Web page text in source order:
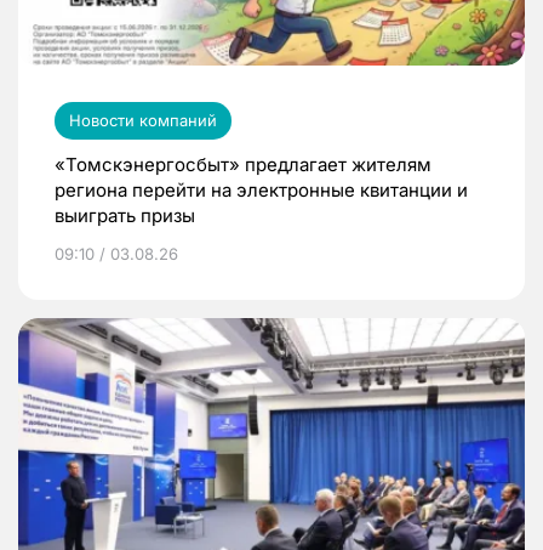
Новости компаний
«Томскэнергосбыт» предлагает жителям
региона перейти на электронные квитанции и
выиграть призы
09:10 / 03.08.26